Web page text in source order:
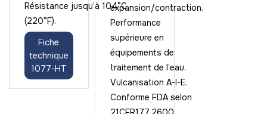
Résistance jusqu’à 104°C
(220°F).
Fiche
technique
1077-HT
expansion/contraction.
Performance
supérieure en
équipements de
traitement de l’eau.
Vulcanisation A-I-E.
Conforme FDA selon